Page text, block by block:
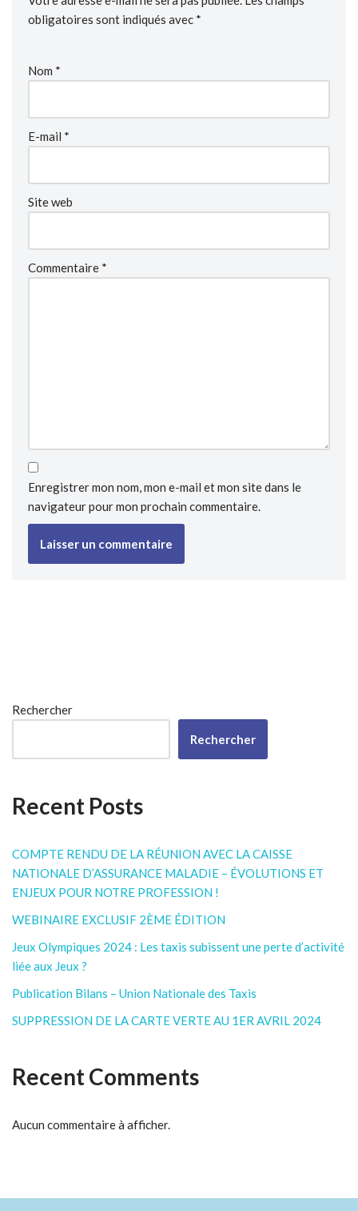
obligatoires sont indiqués avec *
Nom *
E-mail *
Site web
Commentaire *
Enregistrer mon nom, mon e-mail et mon site dans le
navigateur pour mon prochain commentaire.
Rechercher
Rechercher
Recent Posts
COMPTE RENDU DE LA RÉUNION AVEC LA CAISSE
NATIONALE D’ASSURANCE MALADIE – ÉVOLUTIONS ET
ENJEUX POUR NOTRE PROFESSION !
WEBINAIRE EXCLUSIF 2ÈME ÉDITION
Jeux Olympiques 2024 : Les taxis subissent une perte d’activité
liée aux Jeux ?
Publication Bilans – Union Nationale des Taxis
SUPPRESSION DE LA CARTE VERTE AU 1ER AVRIL 2024
Recent Comments
Aucun commentaire à afficher.